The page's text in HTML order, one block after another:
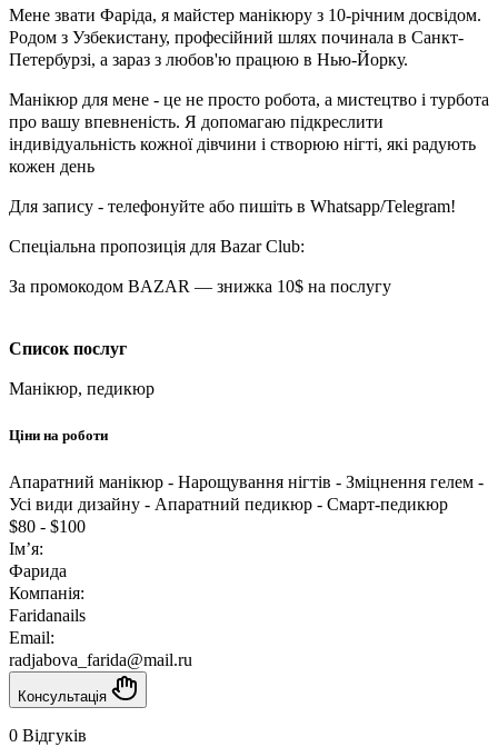
Мене звати Фаріда, я майстер манікюру з 10-річним досвідом.
Родом з Узбекистану, професійний шлях починала в Санкт-
Петербурзі, а зараз з любов'ю працюю в Нью-Йорку.
Манікюр для мене - це не просто робота, а мистецтво і турбота
про вашу впевненість. Я допомагаю підкреслити
індивідуальність кожної дівчини і створюю нігті, які радують
кожен день
Для запису - телефонуйте або пишіть в Whatsapp/Telegram!
Спеціальна пропозиція для Bazar Club:
За промокодом BAZAR — знижка 10$ на послугу
Список послуг
Манікюр, педикюр
Ціни на роботи
Апаратний манікюр - Нарощування нігтів - Зміцнення гелем -
Усі види дизайну - Апаратний педикюр - Смарт-педикюр
$80 - $100
Ім’я:
Фарида
Компанія:
Faridanails
Email:
radjabova_farida@mail.ru
Консультація
0 Відгуків